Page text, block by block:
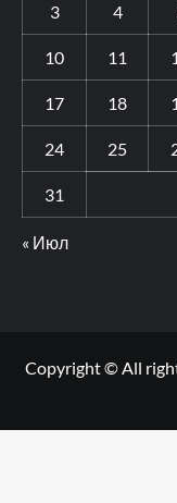
3 4
10 11
17 18
24 25
31
« Июл
Copyright © All